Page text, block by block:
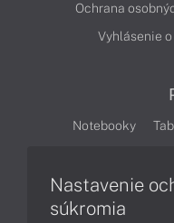
Ochrana
Vyhlásenie
Notebooky
Obchodné
Nastavenie
súkromia